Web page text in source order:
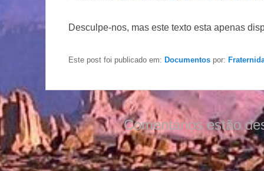
Desculpe-nos, mas este texto esta apenas
Este post foi publicado em: Documentos por:
Comentários estão